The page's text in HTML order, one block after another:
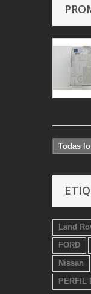
Todas
Land
FORD
Nissan
PERFIL